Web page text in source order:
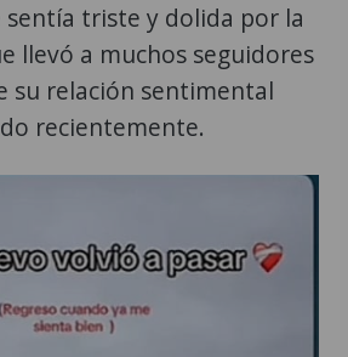
sentía triste y dolida por la
llevó a muchos seguidores
su relación sentimental
recientemente.